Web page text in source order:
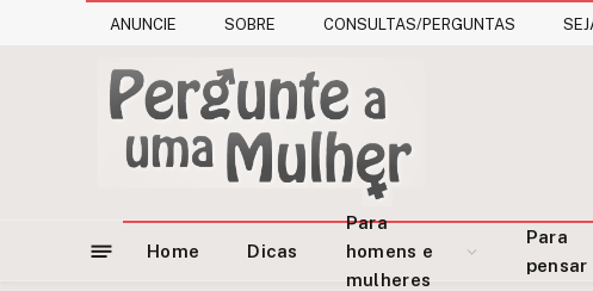
ANUNCIE SOBRE CONSULTAS/PERGUNTAS
Home Dicas
Para
homens e
mulheres
Para
pensar